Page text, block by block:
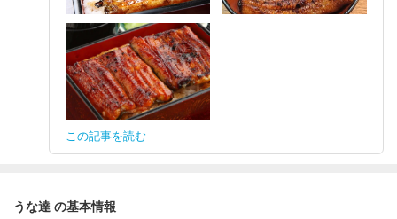
この記事を読む
うな達 の基本情報